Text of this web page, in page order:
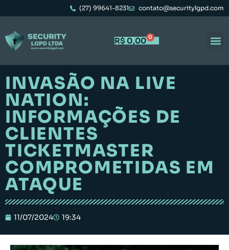
(27) 99641-8231 contato@securitylgpd.com
R$ 0,00 0
INVASÃO NA LIVE
NATION:
INFORMAÇÕES DE
CLIENTES
TICKETMASTER
COMPROMETIDAS EM
ATAQUE
11/07/2024 19:34